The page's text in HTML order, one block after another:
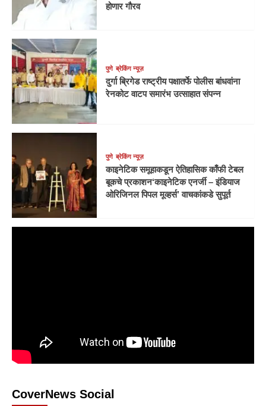
होणार गौरव
पुणे ब्रेकिंग न्यूज़
दुर्गा ब्रिगेड राष्ट्रीय पक्षातर्फे पोलीस बांधवांना
रेनकोट वाटप समारंभ उत्साहात संपन्न
पुणे ब्रेकिंग न्यूज़
काइनेटिक समूहाकडून ऐतिहासिक काँफी टेबल
बूकचे प्रकाशन‘काइनेटिक एनर्जी – इंडियाज
ओरिजिनल पिपल मूव्हर्स’ वाचकांकडे सुपूर्त
CoverNews Social